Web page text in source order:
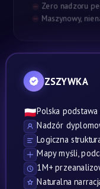
Zero nadzoru
Maszynowy,
ZSZYWKA
🇵🇱Polska
Nadzór
Logiczna
Mapy myśli,
1M+
Naturalna